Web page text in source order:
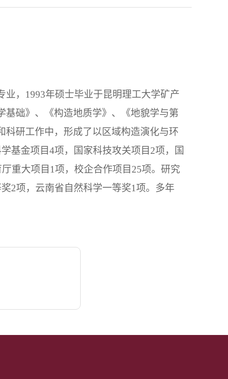
， 1993年硕士毕业于昆明理工大学矿产
础》、《构造地质学》、《地貌学与第
科研工作中，形成了以区域构造演化与环
基金项目4项，国家科技攻关项目 2项，国
重大项目 1项，校企合作项目 25项。研究
2项， 云南省自然科学一等奖1项。多年